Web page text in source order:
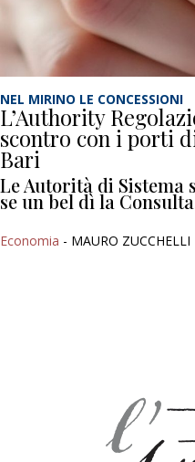
NEL MIRINO LE CONCESSIONI
L’Authority
scontro con i porti
Bari
Le Autorità di Sistema
se un bel dì la
Economia - MAURO ZUCCHELLI